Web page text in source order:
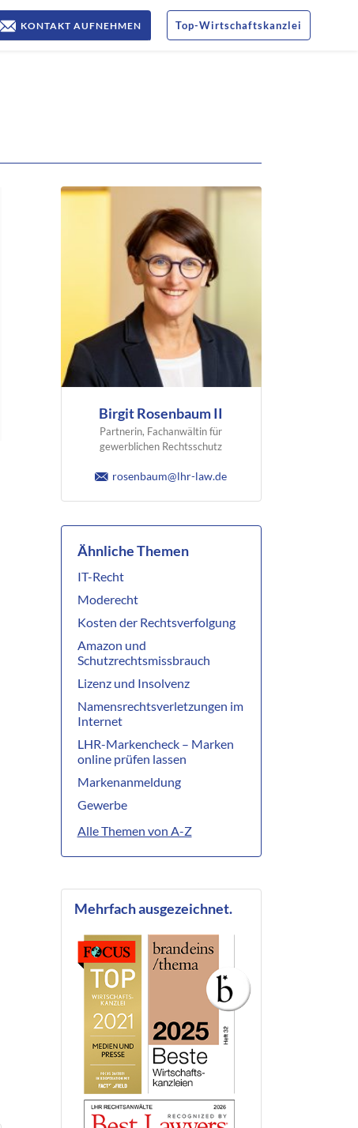
Top-Wirtschaftskanzlei
KONTAKT AUFNEHMEN
Birgit Rosenbaum II
Partnerin, Fachanwältin für
gewerblichen Rechtsschutz
rosenbaum@lhr-law.de
Ähnliche Themen
IT-Recht
Moderecht
Kosten der Rechtsverfolgung
Amazon und
Schutzrechtsmissbrauch
Lizenz und Insolvenz
Namensrechtsverletzungen im
Internet
LHR-Markencheck – Marken
online prüfen lassen
Markenanmeldung
Gewerbe
Alle Themen von A-Z
Mehrfach ausgezeichnet.